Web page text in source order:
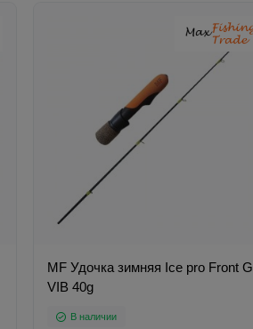
MF Удочка зимняя Ice pro Front G
VIB 40g
В наличии